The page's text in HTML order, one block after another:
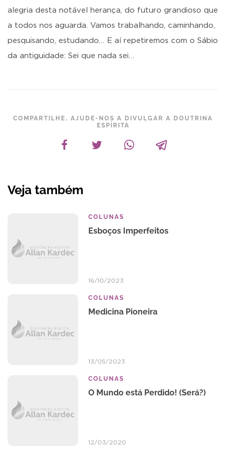
alegria desta notável herança, do futuro grandioso que
a todos nos aguarda. Vamos trabalhando, caminhando,
pesquisando, estudando… E aí repetiremos com o Sábio
da antiguidade: Sei que nada sei…
COMPARTILHE, AJUDE-NOS A DIVULGAR A DOUTRINA
ESPÍRITA
Veja também
COLUNAS
Esboços Imperfeitos
16/10/2023
COLUNAS
Medicina Pioneira
13/05/2023
COLUNAS
O Mundo está Perdido! (Será?)
12/03/2020